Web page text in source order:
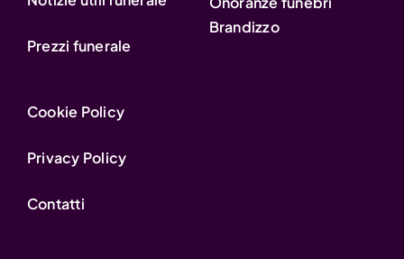
Prezzi funerale
Brandizzo
Cookie Policy
Privacy Policy
Contatti